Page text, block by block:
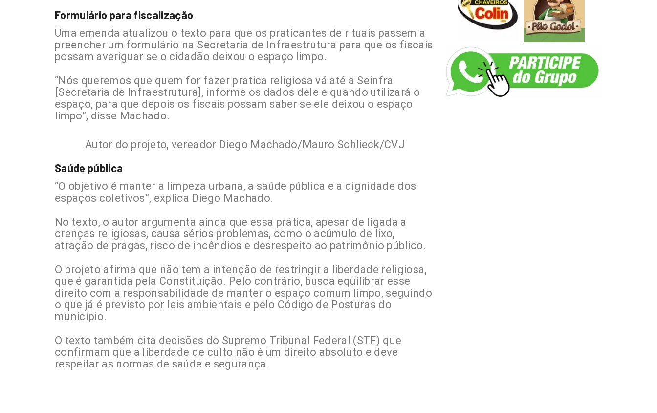
Formulário para fiscalização
Uma emenda atualizou o texto para que os praticantes de rituais passem a
preencher um formulário na Secretaria de Infraestrutura para que os fiscais
possam averiguar se o cidadão deixou o espaço limpo.
“Nós queremos que quem for fazer pratica religiosa vá até a Seinfra
[Secretaria de Infraestrutura], informe os dados dele e quando utilizará o
espaço, para que depois os fiscais possam saber se ele deixou o espaço
limpo”, disse Machado.
Autor do projeto, vereador Diego Machado/Mauro Schlieck/CVJ
Saúde pública
“O objetivo é manter a limpeza urbana, a saúde pública e a dignidade dos
espaços coletivos”, explica Diego Machado.
No texto, o autor argumenta ainda que essa prática, apesar de ligada a
crenças religiosas, causa sérios problemas, como o acúmulo de lixo,
atração de pragas, risco de incêndios e desrespeito ao patrimônio público.
O projeto afirma que não tem a intenção de restringir a liberdade religiosa,
que é garantida pela Constituição. Pelo contrário, busca equilibrar esse
direito com a responsabilidade de manter o espaço comum limpo, seguindo
o que já é previsto por leis ambientais e pelo Código de Posturas do
município.
O texto também cita decisões do Supremo Tribunal Federal (STF) que
confirmam que a liberdade de culto não é um direito absoluto e deve
respeitar as normas de saúde e segurança.